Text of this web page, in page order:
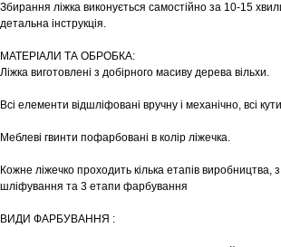
Збирання ліжка виконується самостійно за 10-15
детальна інструкція.
МАТЕРІАЛИ ТА ОБРОБКА:
Ліжка виготовлені з добірного масиву дерева вільхи.
Всі елементи відшліфовані вручну і механічно, всі
Меблеві гвинти пофарбовані в колір ліжечка.
Кожне ліжечко проходить кілька етапів виробництва,
шліфування та 3 етапи фарбування
ВИДИ ФАРБУВАННЯ :